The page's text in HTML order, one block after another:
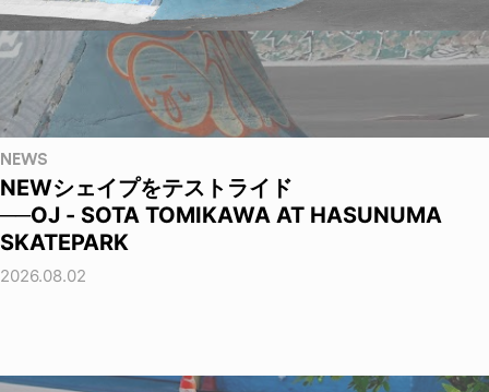
NEWS
NEWシェイプをテストライド
──OJ - SOTA TOMIKAWA AT HASUNUMA
SKATEPARK
2026.08.02